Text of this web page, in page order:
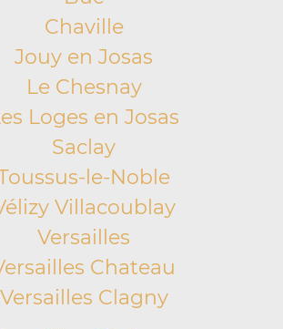
Chaville
Jouy en Josas
Le Chesnay
Loges en Josas
Saclay
le-Noble
Villacoublay
Versailles
Chateau
Versailles Clagny